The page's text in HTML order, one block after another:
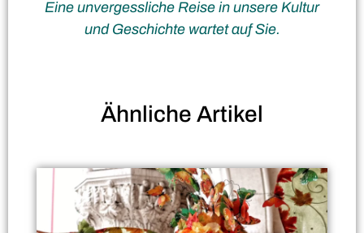
Eine unvergessliche Reise in unsere Kultur
und Geschichte wartet auf Sie.
Ähnliche Artikel